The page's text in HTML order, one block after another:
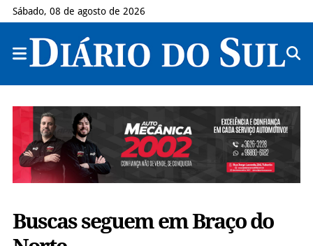
Sábado, 08 de agosto de 2026
Buscas seguem em Braço do